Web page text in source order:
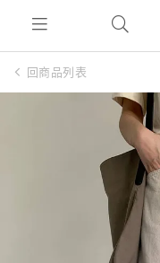
回商品列表